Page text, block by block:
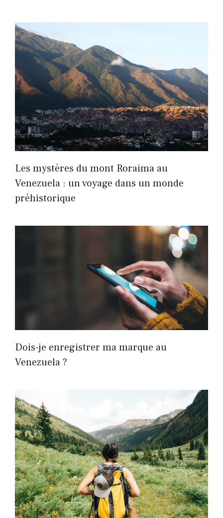
Les mystères du mont Roraima au
Venezuela : un voyage dans un monde
préhistorique
Dois-je enregistrer ma marque au
Venezuela ?